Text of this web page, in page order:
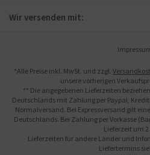
Wir versenden mit:
*Alle Preise inkl. MwSt. und zzgl.
unsere vorherigen
** Die angegebenen Lieferzeiten
Deutschlands mit Zahlung per Paypal,
Normalversand. Bei Expressversand gilt
Deutschlands. Bei Zahlung per Vorkasse
Lieferzeit um 2
Lieferzeiten für andere Länder und
Liefertermins